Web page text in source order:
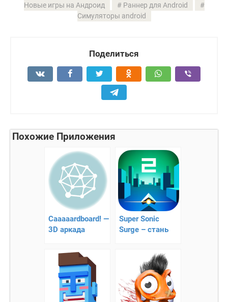
Новые игры на Андроид
Раннер для Android
Симуляторы android
Поделиться
Похожие Приложения
Caaaaardboard! —
3D аркада
Super Sonic
Surge – стань